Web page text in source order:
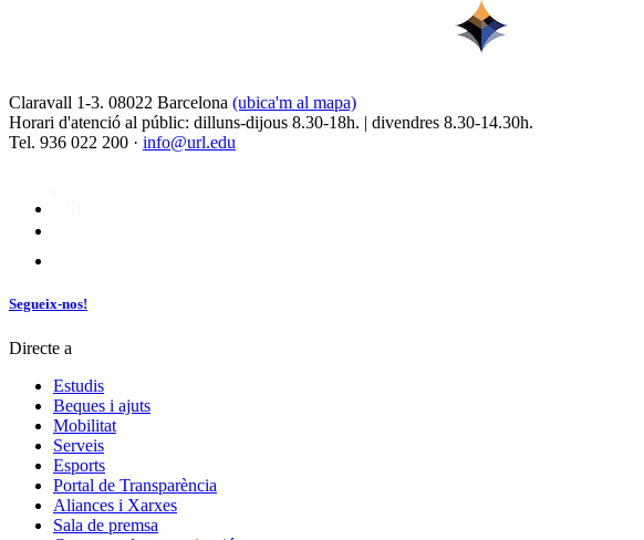
Claravall 1-3. 08022 Barcelona (ubica'm al mapa)
Horari d'atenció al públic: dilluns-dijous 8.30-18h. | divendres 8.30-14.30h.
Tel. 936 022 200 · info@url.edu
Segueix-nos!
Directe a
Estudis
Beques i ajuts
Mobilitat
Serveis
Esports
Portal de Transparència
Aliances i Xarxes
Sala de premsa